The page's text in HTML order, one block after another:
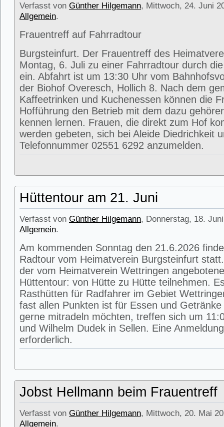
Verfasst von Günther Hilgemann, Mittwoch, 24. Juni
Allgemein.
Frauentreff auf Fahrradtour
Burgsteinfurt. Der Frauentreff des
Montag, 6. Juli zu einer Fahrradtour durch
ein. Abfahrt ist um 13:30 Uhr vom
der Biohof Overesch, Hollich 8. Nach dem
Kaffeetrinken und Kuchenessen können die
Hofführung den Betrieb mit dem dazu
kennen lernen. Frauen, die direkt zum Hof
werden gebeten, sich bei Aleide Diedrichkeit
Telefonnummer 02551 6292 anzumelden.
Hüttentour am 21. Juni
Verfasst von Günther Hilgemann, Donnerstag, 18.
Allgemein.
Am kommenden Sonntag den 21.6.2026
Radtour vom Heimatverein Burgsteinfurt
der vom Heimatverein Wettringen
Hüttentour: von Hütte zu Hütte teilnehmen.
Rasthütten für Radfahrer im Gebiet
fast allen Punkten ist für Essen und
gerne mitradeln möchten, treffen sich um
und Wilhelm Dudek in Sellen. Eine
erforderlich.
Jobst Hellmann beim Frauentreff
Verfasst von Günther Hilgemann, Mittwoch, 20. Mai
Allgemein.